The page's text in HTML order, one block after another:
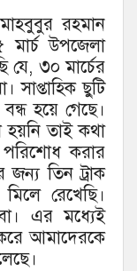
রহমান
উপজেলা
যে, ৩০ মার্চের
ছুটি
হয়ে গেছে।
হয়নি তাই কথা
পরিশোধ করার
জন্য তিন ট্রাক
রেখেছি।
এর মধ্যেই
আমাদেরকে